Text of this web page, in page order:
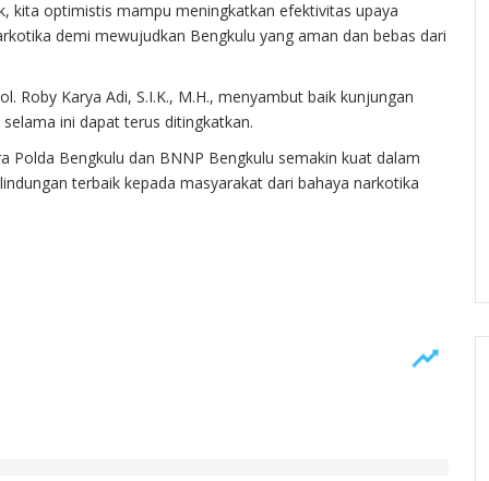
kita optimistis mampu meningkatkan efektivitas upaya
demi mewujudkan Bengkulu yang aman dan bebas dari
Roby Karya Adi, S.I.K., M.H., menyambut baik kunjungan
ini dapat terus ditingkatkan.
Bengkulu dan BNNP Bengkulu semakin kuat dalam
terbaik kepada masyarakat dari bahaya narkotika